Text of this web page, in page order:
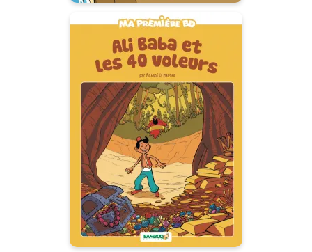
Ali Baba et les 40
voleurs
Date de parution :
31/05/2017
Le conte des 1001 nuits en BD
pour les tout-petits.